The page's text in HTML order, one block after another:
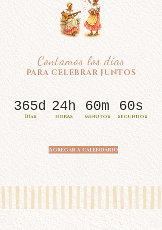
Contamos los días
PARA CELEBRAR JUNTOS
Días horas minutos segundos
365d 24h 60m 60s
Agregar a calendario